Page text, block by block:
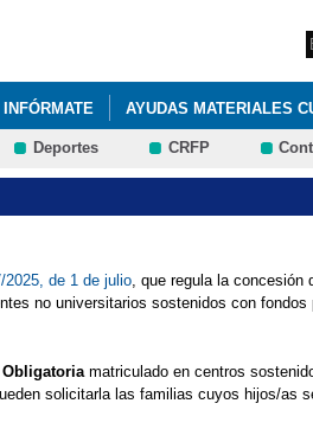
INFÓRMATE AYUDAS MATERIALES
DIBUJO COLEGIO ANIMADO
Deportes CRFP
2025, de 1 de julio , que regula la concesión
no universitarios sostenidos con fondos
matriculado en centros
solicitarla las familias cuyos hijos/as